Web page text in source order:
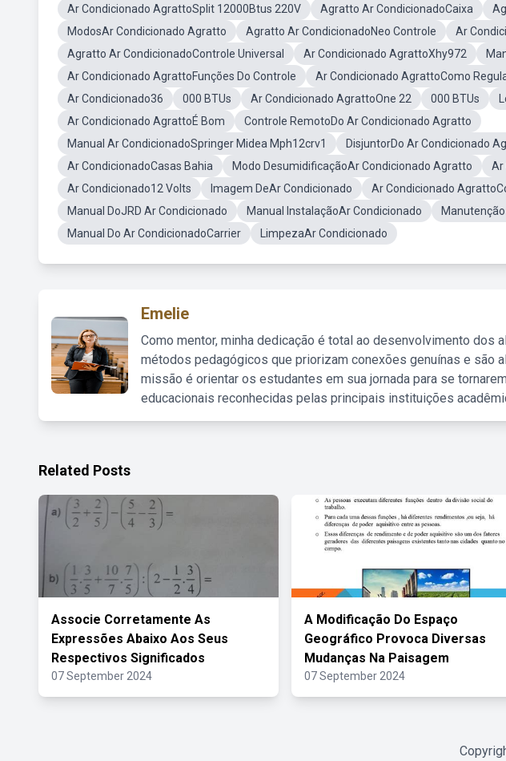
Ar Condicionado AgrattoSplit 12000Btus 220V
Agratto Ar CondicionadoCaixa
ModosAr Condicionado Agratto
Agratto Ar CondicionadoNeo Controle
Ar
Agratto Ar CondicionadoControle Universal
Ar Condicionado AgrattoXhy972
Ar Condicionado AgrattoFunções Do Controle
Ar Condicionado AgrattoComo
Ar Condicionado36
000 BTUs Ar Condicionado AgrattoOne 22 000 BTUs
Ar Condicionado AgrattoÉ Bom
Controle RemotoDo Ar Condicionado Agratto
Manual Ar CondicionadoSpringer Midea Mph12crv1
DisjuntorDo Ar Condicionado
Ar CondicionadoCasas Bahia
Modo DesumidificaçãoAr Condicionado Agratto
Ar
Ar Condicionado12 Volts
Imagem DeAr Condicionado
Ar Condicionado
Manual DoJRD Ar Condicionado
Manual InstalaçãoAr Condicionado
Manual Do Ar CondicionadoCarrier
LimpezaAr Condicionado
Emelie
Como mentor, minha dedicação é total ao desenvolvimento dos
métodos pedagógicos que priorizam conexões genuínas e são
missão é orientar os estudantes em sua jornada para se
educacionais reconhecidas pelas principais instituições
Related Posts
Associe Corretamente As
Expressões Abaixo Aos Seus
Respectivos Significados
07 September 2024
A Modificação Do Espaço
Geográfico Provoca Diversas
Mudanças Na Paisagem
07 September 2024